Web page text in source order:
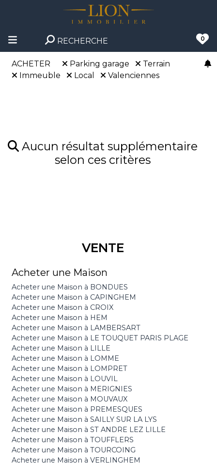
RECHERCHE 0
ACHETER Parking garage
Terrain
Immeuble
Local Valenciennes
Aucun résultat supplémentaire
selon ces critères
VENTE
Acheter une Maison
Acheter une Maison à BONDUES
Acheter une Maison à CAPINGHEM
Acheter une Maison à CROIX
Acheter une Maison à HEM
Acheter une Maison à LAMBERSART
Acheter une Maison à LE TOUQUET PARIS PLAGE
Acheter une Maison à LILLE
Acheter une Maison à LOMME
Acheter une Maison à LOMPRET
Acheter une Maison à LOUVIL
Acheter une Maison à MERIGNIES
Acheter une Maison à MOUVAUX
Acheter une Maison à PREMESQUES
Acheter une Maison à SAILLY SUR LA LYS
Acheter une Maison à ST ANDRE LEZ LILLE
Acheter une Maison à TOUFFLERS
Acheter une Maison à TOURCOING
Acheter une Maison à VERLINGHEM